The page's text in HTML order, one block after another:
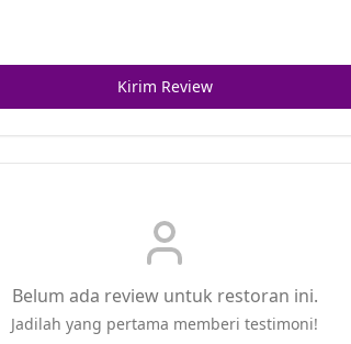
Kirim Review
Belum ada review untuk restoran ini.
Jadilah yang pertama memberi testimoni!